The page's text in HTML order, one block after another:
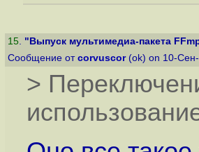
15. "Выпуск мультимедиа-пакета
Сообщение от corvuscor(ok) on 10-
>